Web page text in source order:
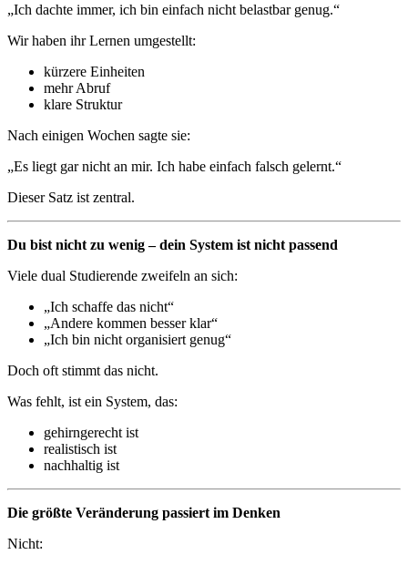
„Ich dachte immer, ich bin einfach nicht belastbar genug.“
Wir haben ihr Lernen umgestellt:
kürzere Einheiten
mehr Abruf
klare Struktur
Nach einigen Wochen sagte sie:
„Es liegt gar nicht an mir. Ich habe einfach falsch gelernt.“
Dieser Satz ist zentral.
Du bist nicht zu wenig – dein System ist nicht passend
Viele dual Studierende zweifeln an sich:
„Ich schaffe das nicht“
„Andere kommen besser klar“
„Ich bin nicht organisiert genug“
Doch oft stimmt das nicht.
Was fehlt, ist ein System, das:
gehirngerecht ist
realistisch ist
nachhaltig ist
Die größte Veränderung passiert im Denken
Nicht: